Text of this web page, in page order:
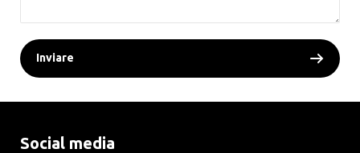
Inviare
Social media